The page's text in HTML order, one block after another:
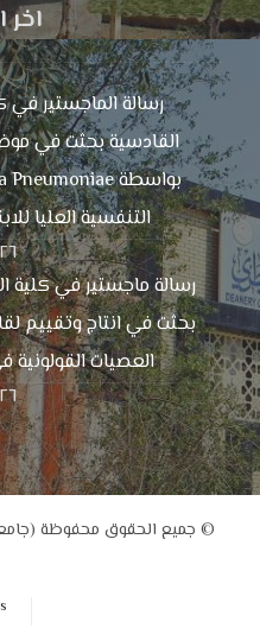
اخر
رسالة الماجستير في
القادسية بحثت في
التنفسية العليا
رسالة ماجستير في كلية
بحثت في انتاج وتقييم
العصيات القولونية
© جميع الحقوق محفوظة (جامعة